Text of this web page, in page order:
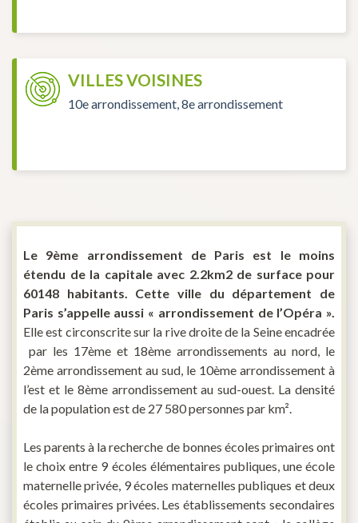
VILLES VOISINES
10e arrondissement, 8e arrondissement
Le 9ème arrondissement de Paris est le moins
étendu de la capitale avec 2.2km2 de surface pour
60148 habitants. Cette ville du département de
Paris s’appelle aussi « arrondissement de l’Opéra ».
Elle est circonscrite sur la rive droite de la Seine encadrée
par les 17ème et 18ème arrondissements au nord, le
2ème arrondissement au sud, le 10ème arrondissement à
l’est et le 8ème arrondissement au sud-ouest. La densité
de la population est de 27 580 personnes par km².
Les parents à la recherche de bonnes écoles primaires ont
le choix entre 9 écoles élémentaires publiques, une école
maternelle privée, 9 écoles maternelles publiques et deux
écoles primaires privées. Les établissements secondaires